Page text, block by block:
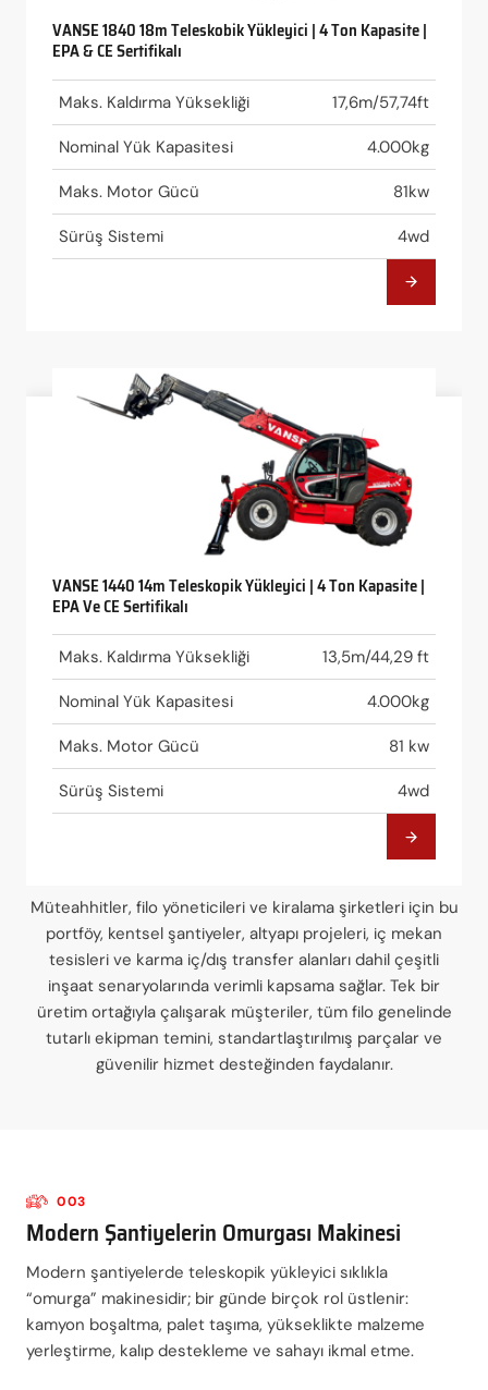
VANSE 1840 18m Teleskobik Yükleyici | 4 Ton Kapasite |
EPA & CE Sertifikalı
Maks. Kaldırma Yüksekliği 17,6m/57,74ft
Nominal Yük Kapasitesi 4.000kg
Maks. Motor Gücü 81kw
Sürüş Sistemi 4wd
VANSE 1440 14m Teleskopik Yükleyici | 4 Ton Kapasite |
EPA Ve CE Sertifikalı
Maks. Kaldırma Yüksekliği 13,5m/44,29 ft
Nominal Yük Kapasitesi 4.000kg
Maks. Motor Gücü 81 kw
Sürüş Sistemi 4wd
Müteahhitler, filo yöneticileri ve kiralama şirketleri için bu
portföy, kentsel şantiyeler, altyapı projeleri, iç mekan
tesisleri ve karma iç/dış transfer alanları dahil çeşitli
inşaat senaryolarında verimli kapsama sağlar. Tek bir
üretim ortağıyla çalışarak müşteriler, tüm filo genelinde
tutarlı ekipman temini, standartlaştırılmış parçalar ve
güvenilir hizmet desteğinden faydalanır.
003
Modern Şantiyelerin Omurgası Makinesi
Modern şantiyelerde teleskopik yükleyici sıklıkla
“omurga” makinesidir; bir günde birçok rol üstlenir:
kamyon boşaltma, palet taşıma, yükseklikte malzeme
yerleştirme, kalıp destekleme ve sahayı ikmal etme.